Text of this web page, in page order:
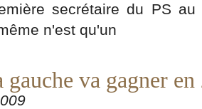
secrétaire du PS
n'est qu'un
va gagner